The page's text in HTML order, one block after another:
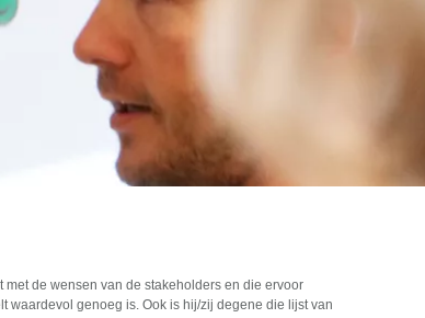
de wensen van de stakeholders en die ervoor
waardevol genoeg is. Ook is hij/zij degene die lijst van